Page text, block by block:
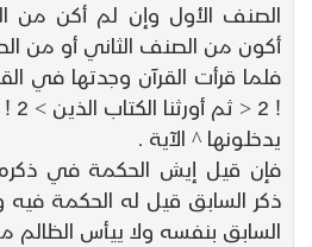
الصنف الأول وإن لم أكن من
أكون من الصنف الثاني أو من
فلما قرأت القرآن وجدتها في
!
يدخلونها ^ الآية .
فإن قيل إيش الحكمة في ذكره
ذكر السابق قيل له الحكمة فيه
السابق بنفسه ولا ييأس الظالم